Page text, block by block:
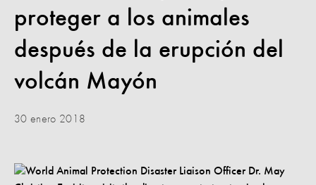
proteger a los animales
después de la erupción del
volcán Mayón
30 enero 2018